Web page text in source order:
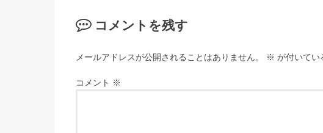
コメントを残す
メールアドレスが公開されることはありません。 ※ が付いてい
コメント ※